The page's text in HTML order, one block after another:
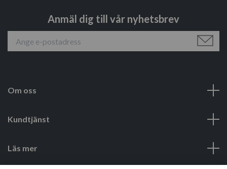
Anmäl dig till vår nyhetsbrev
Om oss
Kundtjänst
Läs mer